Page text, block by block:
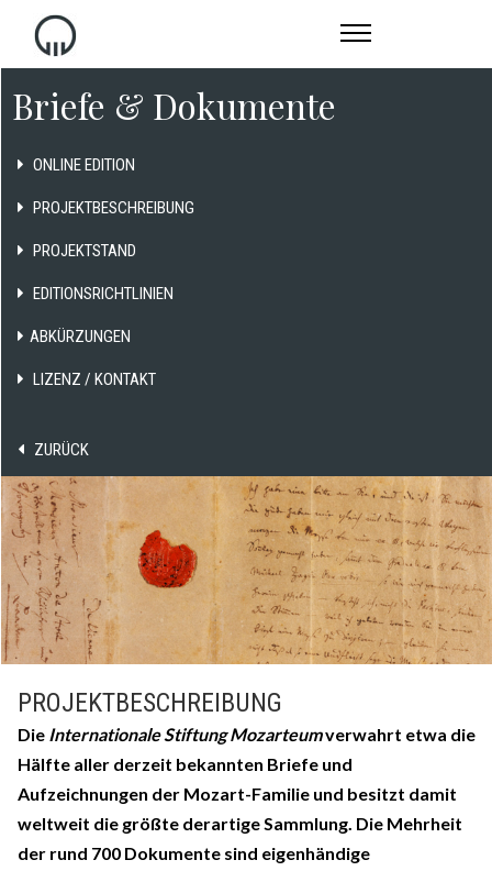
Briefe & Dokumente
ONLINE EDITION
PROJEKTBESCHREIBUNG
PROJEKTSTAND
EDITIONSRICHTLINIEN
ABKÜRZUNGEN
LIZENZ / KONTAKT
ZURÜCK
PROJEKTBESCHREIBUNG
Die Internationale Stiftung Mozarteumverwahrt etwa die
Hälfte aller derzeit bekannten Briefe und
Aufzeichnungen der Mozart-Familie und besitzt damit
weltweit die größte derartige Sammlung. Die Mehrheit
der rund 700 Dokumente sind eigenhändige